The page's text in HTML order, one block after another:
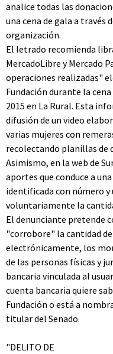
analice todas las
una cena de gala a través
organización.
El letrado recomienda
MercadoLibre y Mercado
operaciones realizadas"
Fundación durante la
2015 en La Rural. Esta
difusión de un video
varias mujeres con
recolectando planillas de
Asimismo, en la web de
aportes que conduce a
identificada con número y
voluntariamente la
El denunciante pretende
"corrobore" la cantidad
electrónicamente, los
de las personas físicas y
bancaria vinculada al
cuenta bancaria quiere
Fundación o está a
titular del Senado.
"DELITO DE